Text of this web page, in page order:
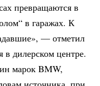
превращаются в
в гаражах. К
— отметил
в дилерском центре.
марок BMW,